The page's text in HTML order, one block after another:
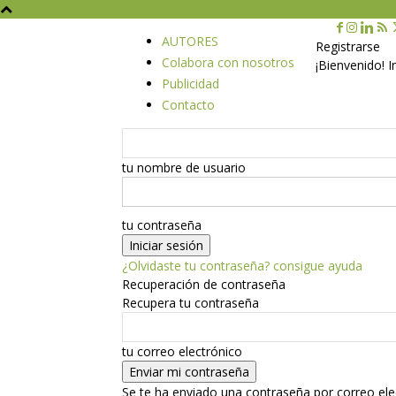
AUTORES
Colabora con nosotros
Publicidad
Contacto
Registrarse
¡Bienvenido!
tu nombre de usuario
tu contraseña
¿Olvidaste tu contraseña? consigue ayuda
Recuperación de contraseña
Recupera tu contraseña
tu correo electrónico
Se te ha enviado una contraseña por correo